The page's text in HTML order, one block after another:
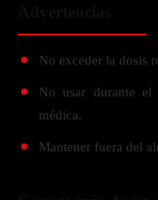
No exceder la dosis
No usar durante el
médica.
Mantener fuera del